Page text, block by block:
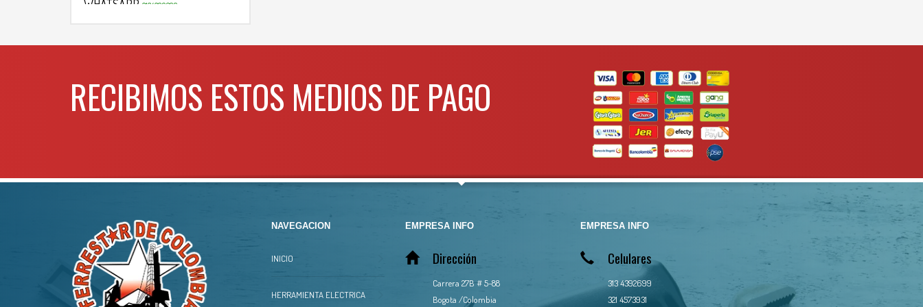
WHATSAPP 3134392699
RECIBIMOS ESTOS MEDIOS DE PAGO
NAVEGACION
INICIO
HERRAMIENTA ELECTRICA
EMPRESA INFO
Dirección
Carrera 27B # 5-88
Bogota /Colombia
EMPRESA INFO
Celulares
313 4392699
321 4573931